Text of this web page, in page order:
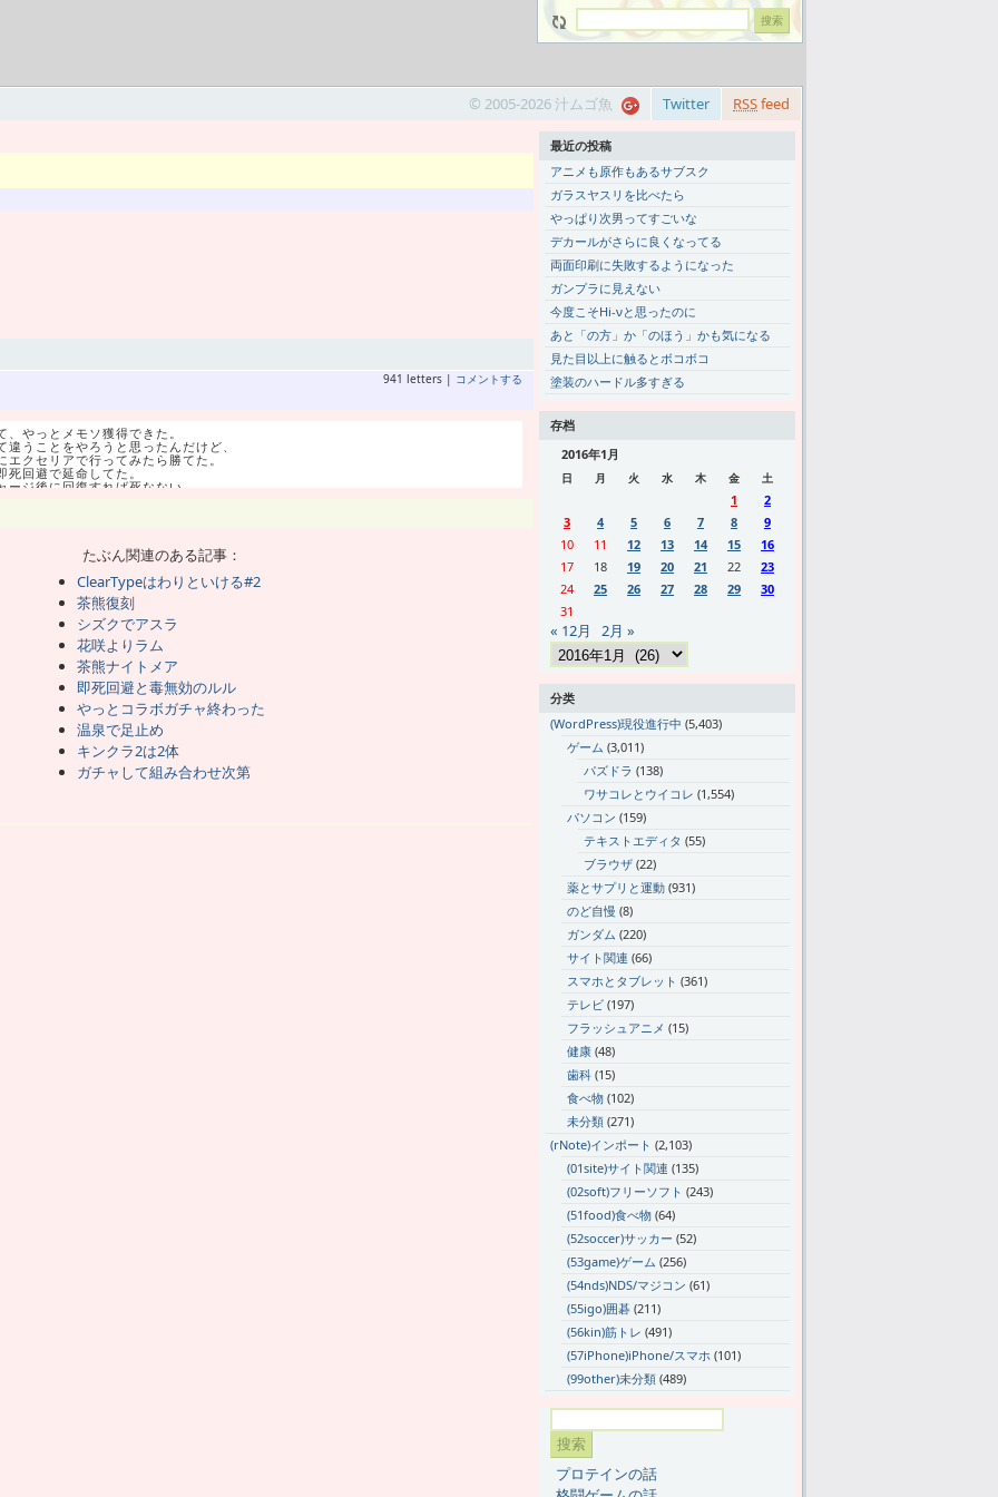
RSSfeed
Twitter
© 2005-2026 汁ムゴ魚
941 letters | コメントする
やっとメモソ獲得できた。
うことをやろうと思ったんだけど、
クセリアで行ってみたら勝てた。
回避で延命してた。
ジ後に回復すれば死なない。
凸してあげた。
ぐ壊れてくれるから速い。
被弾10以内の三枚抜き行けるね。
たら諦めてたが。
ム内容はオマケ。
引に勝つしかないと思っている。
う事は、ガチャ運良かった訳だ。
やエクセリアで抜けたし、
を使ってやっとクリアした。
うんだろうが、
ャラ引けたって事だな。
たぶん関連のある記事：
ClearTypeはわりといける#2
茶熊復刻
シズクでアスラ
花咲よりラム
茶熊ナイトメア
即死回避と毒無効のルル
やっとコラボガチャ終わった
温泉で足止め
キンクラ2は2体
ガチャして組み合わせ次第
最近の投稿
アニメも原作もあるサブスク
ガラスヤスリを比べたら
やっぱり次男ってすごいな
デカールがさらに良くなってる
両面印刷に失敗するようになった
ガンプラに見えない
今度こそHi-νと思ったのに
あと「の方」か「のほう」かも気になる
見た目以上に触るとボコボコ
塗装のハードル多すぎる
存档
2016年1月
日 月 火 水 木 金 土
1
2
3
4 5 6 7 8
9
10
11 12 13 14 15
16
17
18 19 20 21 22
23
24
25 26 27 28 29
30
31
« 12月 2月 »
分类
(WordPress)現役進行中 (5,403)
ゲーム (3,011)
パズドラ (138)
ワサコレとウイコレ (1,554)
パソコン (159)
テキストエディタ (55)
ブラウザ (22)
薬とサプリと運動 (931)
のど自慢 (8)
ガンダム (220)
サイト関連 (66)
スマホとタブレット (361)
テレビ (197)
フラッシュアニメ (15)
健康 (48)
歯科 (15)
食べ物 (102)
未分類 (271)
(rNote)インポート (2,103)
(01site)サイト関連 (135)
(02soft)フリーソフト (243)
(51food)食べ物 (64)
(52soccer)サッカー (52)
(53game)ゲーム (256)
(54nds)NDS/マジコン (61)
(55igo)囲碁 (211)
(56kin)筋トレ (491)
(57iPhone)iPhone/スマホ (101)
(99other)未分類 (489)
プロテインの話